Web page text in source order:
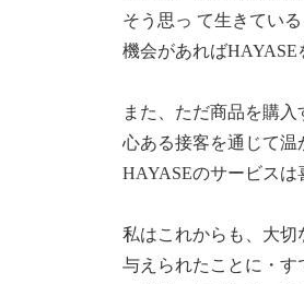
そう思っ て生きてい
機会があればHAYASE
また、ただ商品を購入
心ある接客を通じて温
HAYASEのサービスは
私はこれからも、大切
与えられたことに・す